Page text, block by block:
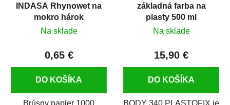
INDASA Rhynowet na
mokro hárok
Na sklade
0,65 €
DO KOŠÍKA
Brúsny papier 1000
základná farba na
plasty 500 ml
Na sklade
15,90 €
DO KOŠÍKA
BODY 340 PLASTOFIX je